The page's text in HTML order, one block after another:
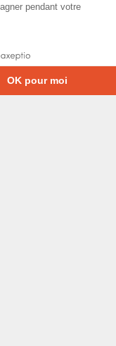
pendant votre
OK pour moi